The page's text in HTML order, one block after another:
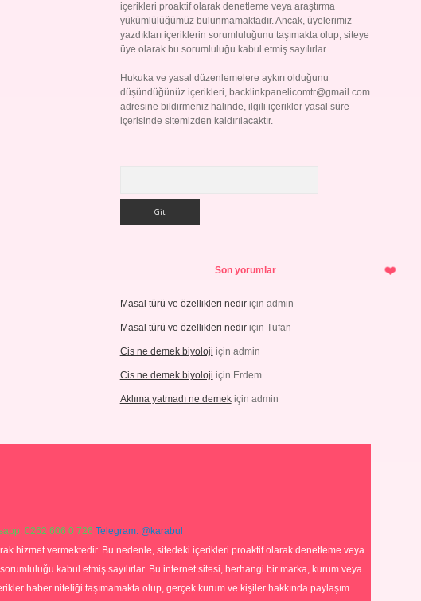
içerikleri proaktif olarak denetleme veya araştırma
yükümlülüğümüz bulunmamaktadır. Ancak, üyelerimiz
yazdıkları içeriklerin sorumluluğunu taşımakta olup, siteye
üye olarak bu sorumluluğu kabul etmiş sayılırlar.
Hukuka ve yasal düzenlemelere aykırı olduğunu
düşündüğünüz içerikleri, backlinkpanelicomtr@gmail.com
adresine bildirmeniz halinde, ilgili içerikler yasal süre
içerisinde sitemizden kaldırılacaktır.
Son yorumlar
Masal türü ve özellikleri nediriçin admin
Masal türü ve özellikleri nediriçin Tufan
Cis ne demek biyoloji için admin
Cis ne demek biyoloji için Erdem
Aklıma yatmadı ne demekiçin admin
0262 606 0 726 Telegram: @karabul
hizmet vermektedir. Bu nedenle, sitedeki içerikleri proaktif olarak denetleme veya
kabul etmiş sayılırlar. Bu internet sitesi, herhangi bir marka, kurum veya
haber niteliği taşımamakta olup, gerçek kurum ve kişiler hakkında paylaşım